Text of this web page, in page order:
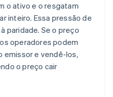
o ativo e o resgatam
inteiro. Essa pressão de
paridade. Se o preço
operadores podem
emissor e vendê-los,
o preço cair